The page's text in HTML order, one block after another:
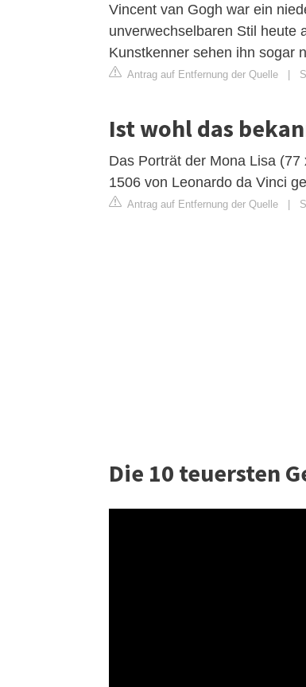
Vincent van Gogh war ein
unverwechselbaren Stil heute
Kunstkenner sehen ihn sogar
Antrag auf Entfernung der Quelle
Ist wohl das
Das Porträt der Mona Lisa
1506 von Leonardo da Vinci
Antrag auf Entfernung der Quelle
Die 10 teuersten